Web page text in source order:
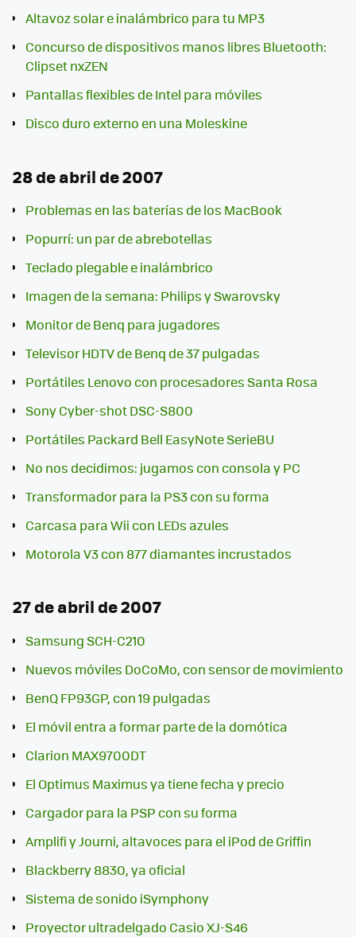
Altavoz solar e inalámbrico para tu MP3
Concurso de dispositivos manos libres Bluetooth:
Clipset nxZEN
Pantallas flexibles de Intel para móviles
Disco duro externo en una Moleskine
28 de abril de 2007
Problemas en las baterías de los MacBook
Popurrí: un par de abrebotellas
Teclado plegable e inalámbrico
Imagen de la semana: Philips y Swarovsky
Monitor de Benq para jugadores
Televisor HDTV de Benq de 37 pulgadas
Portátiles Lenovo con procesadores Santa Rosa
Sony Cyber-shot DSC-S800
Portátiles Packard Bell EasyNote SerieBU
No nos decidimos: jugamos con consola y PC
Transformador para la PS3 con su forma
Carcasa para Wii con LEDs azules
Motorola V3 con 877 diamantes incrustados
27 de abril de 2007
Samsung SCH-C210
Nuevos móviles DoCoMo, con sensor de movimiento
BenQ FP93GP, con 19 pulgadas
El móvil entra a formar parte de la domótica
Clarion MAX9700DT
El Optimus Maximus ya tiene fecha y precio
Cargador para la PSP con su forma
Amplifi y Journi, altavoces para el iPod de Griffin
Blackberry 8830, ya oficial
Sistema de sonido iSymphony
Proyector ultradelgado Casio XJ-S46